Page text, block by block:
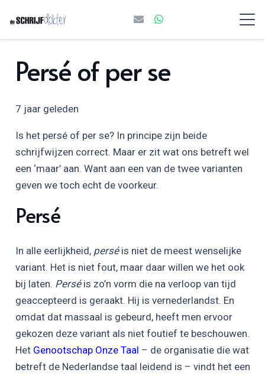
Persé of per se
7 jaar geleden
Is het persé of per se? In principe zijn beide
schrijfwijzen correct. Maar er zit wat ons betreft wel
een ‘maar’ aan. Want aan een van de twee varianten
geven we toch echt de voorkeur.
Persé
In alle eerlijkheid, perséis niet de meest wenselijke
variant. Het is niet fout, maar daar willen we het ook
bij laten. Perséis zo’n vorm die na verloop van tijd
geaccepteerd is geraakt. Hij is vernederlandst. En
omdat dat massaal is gebeurd, heeft men ervoor
gekozen deze variant als niet foutief te beschouwen.
Het Genootschap Onze Taal – de organisatie die wat
betreft de Nederlandse taal leidend is – vindt het een